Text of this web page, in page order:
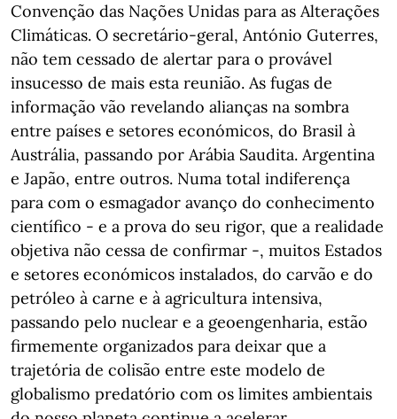
Convenção das Nações Unidas para as Alterações
Climáticas. O secretário-geral, António Guterres,
não tem cessado de alertar para o provável
insucesso de mais esta reunião. As fugas de
informação vão revelando alianças na sombra
entre países e setores económicos, do Brasil à
Austrália, passando por Arábia Saudita. Argentina
e Japão, entre outros. Numa total indiferença
para com o esmagador avanço do conhecimento
científico - e a prova do seu rigor, que a realidade
objetiva não cessa de confirmar -, muitos Estados
e setores económicos instalados, do carvão e do
petróleo à carne e à agricultura intensiva,
passando pelo nuclear e a geoengenharia, estão
firmemente organizados para deixar que a
trajetória de colisão entre este modelo de
globalismo predatório com os limites ambientais